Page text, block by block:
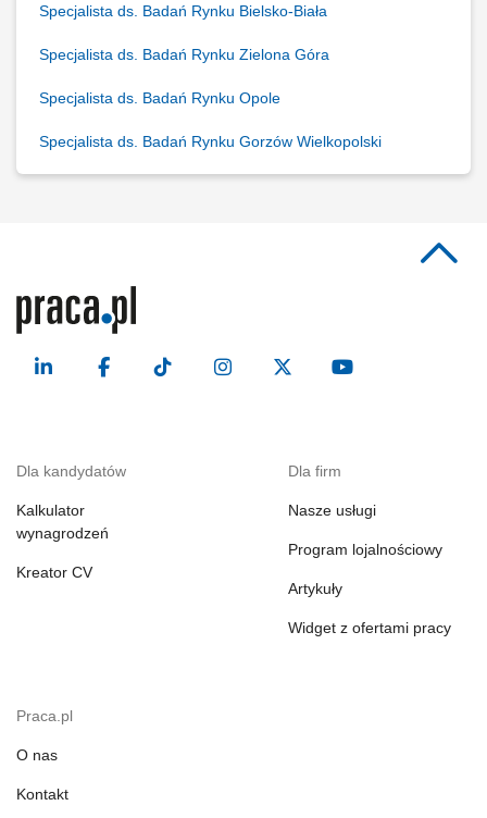
Specjalista ds. Badań Rynku Bielsko-Biała
Specjalista ds. Badań Rynku Zielona Góra
Specjalista ds. Badań Rynku Opole
Specjalista ds. Badań Rynku Gorzów Wielkopolski
Dla kandydatów
Kalkulator
wynagrodzeń
Kreator CV
Dla firm
Nasze usługi
Program lojalnościowy
Artykuły
Widget z ofertami pracy
Praca.pl
O nas
Kontakt